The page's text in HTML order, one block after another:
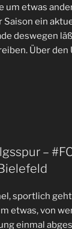
um etwas
Saison ein
deswegen
Über den
–
sportlich
etwas, von
einmal